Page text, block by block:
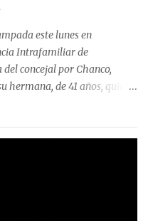
vigente. El informe
apostado se registró en
este lunes en
Intrafamiliar de
del concejal por Chanco,
hermana, de 41 años, quien
de las 11:30 horas en el